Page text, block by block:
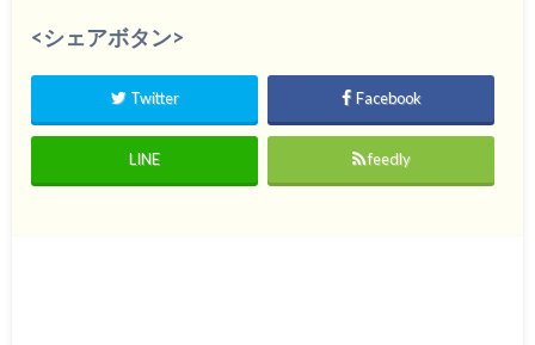
<シェアボタン>
Twitter Facebook
LINE feedly